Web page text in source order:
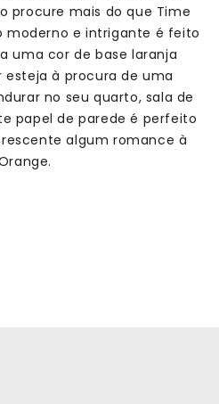
procure mais do que Time
moderno e intrigante é feito
uma cor de base laranja
à procura de uma
no seu quarto, sala de
papel de parede é perfeito
algum romance à